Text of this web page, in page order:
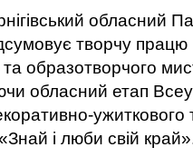
обласний
творчу працю
образотворчого
обласний етап
ужиткового
і люби свій